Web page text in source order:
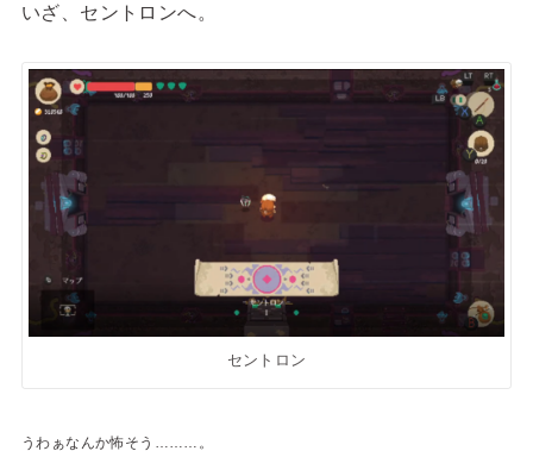
いざ、セントロンへ。
セントロン
うわぁなんか怖そう………。